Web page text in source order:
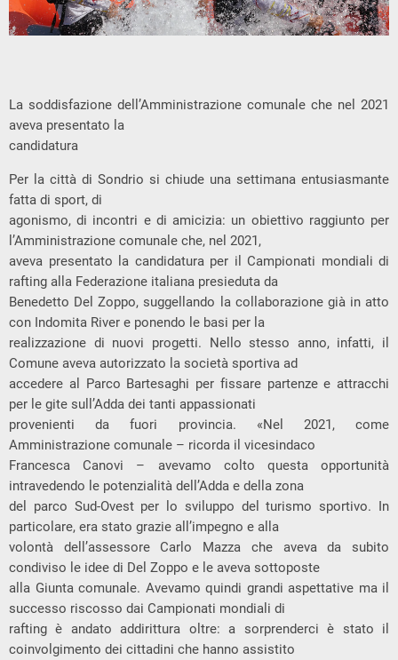
La soddisfazione dell’Amministrazione comunale che nel 2021
aveva presentato la
candidatura
Per la città di Sondrio si chiude una settimana entusiasmante
fatta di sport, di
agonismo, di incontri e di amicizia: un obiettivo raggiunto per
l’Amministrazione comunale che, nel 2021,
aveva presentato la candidatura per il Campionati mondiali di
rafting alla Federazione italiana presieduta da
Benedetto Del Zoppo, suggellando la collaborazione già in atto
con Indomita River e ponendo le basi per la
realizzazione di nuovi progetti. Nello stesso anno, infatti, il
Comune aveva autorizzato la società sportiva ad
accedere al Parco Bartesaghi per fissare partenze e attracchi
per le gite sull’Adda dei tanti appassionati
provenienti
da fuori provincia. «Nel 2021,
come
Amministrazione comunale – ricorda il vicesindaco
Francesca Canovi
– avevamo colto questa opportunità
intravedendo le potenzialità dell’Adda e della zona
del parco Sud-Ovest per lo sviluppo del turismo sportivo. In
particolare, era stato grazie all’impegno e alla
volontà dell’assessore
Carlo Mazza
che aveva da subito
condiviso le idee di Del Zoppo e le aveva sottoposte
alla Giunta comunale. Avevamo quindi grandi aspettative ma il
successo riscosso dai Campionati mondiali di
rafting è andato addirittura oltre: a sorprenderci è stato il
coinvolgimento dei cittadini che hanno assistito